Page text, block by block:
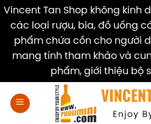
Vincent Tan Shop không kinh
các loại rượu, bia, đồ uống
phẩm chứa cồn cho người
mang tính tham khảo và
phẩm, giới thiệu bộ